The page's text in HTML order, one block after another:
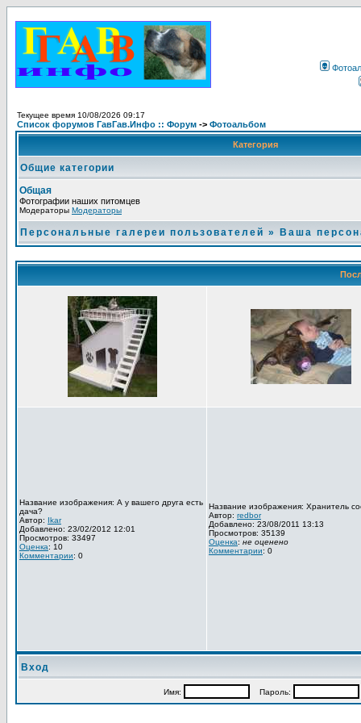
Текущее время 10/08/2026 09:17
Список форумов ГавГав.Инфо :: Форум -> Фотоальбом
Категория
Общие категории
Общая
Фотографии наших питомцев
Модераторы Модераторы
Персональные галереи пользователей » Ваша
Название изображения: А у вашего друга есть
дача?
Автор: Ikar
Добавлено: 23/02/2012 12:01
Просмотров: 33497
Оценка: 10
Комментарии: 0
Название изображения: Хранитель
Автор: redbor
Добавлено: 23/08/2011 13:13
Просмотров: 35139
Оценка: не оценено
Комментарии: 0
Вход
Имя: Пароль: